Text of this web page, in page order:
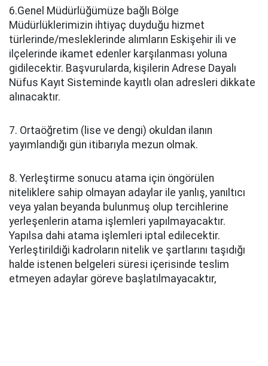
6.Genel Müdürlüğümüze bağlı Bölge
Müdürlüklerimizin ihtiyaç duyduğu hizmet
türlerinde/mesleklerinde alımların Eskişehir ili ve
ilçelerinde ikamet edenler karşılanması yoluna
gidilecektir. Başvurularda, kişilerin Adrese Dayalı
Nüfus Kayıt Sisteminde kayıtlı olan adresleri dikkate
alınacaktır.
7. Ortaöğretim (lise ve dengi) okuldan ilanın
yayımlandığı gün itibarıyla mezun olmak.
8. Yerleştirme sonucu atama için öngörülen
niteliklere sahip olmayan adaylar ile yanlış, yanıltıcı
veya yalan beyanda bulunmuş olup tercihlerine
yerleşenlerin atama işlemleri yapılmayacaktır.
Yapılsa dahi atama işlemleri iptal edilecektir.
Yerleştirildiği kadroların nitelik ve şartlarını taşıdığı
halde istenen belgeleri süresi içerisinde teslim
etmeyen adaylar göreve başlatılmayacaktır,